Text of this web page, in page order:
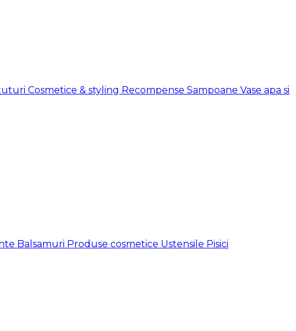
Cosmetice & styling Recompense Sampoane Vase apa si
Balsamuri Produse cosmetice Ustensile Pisici